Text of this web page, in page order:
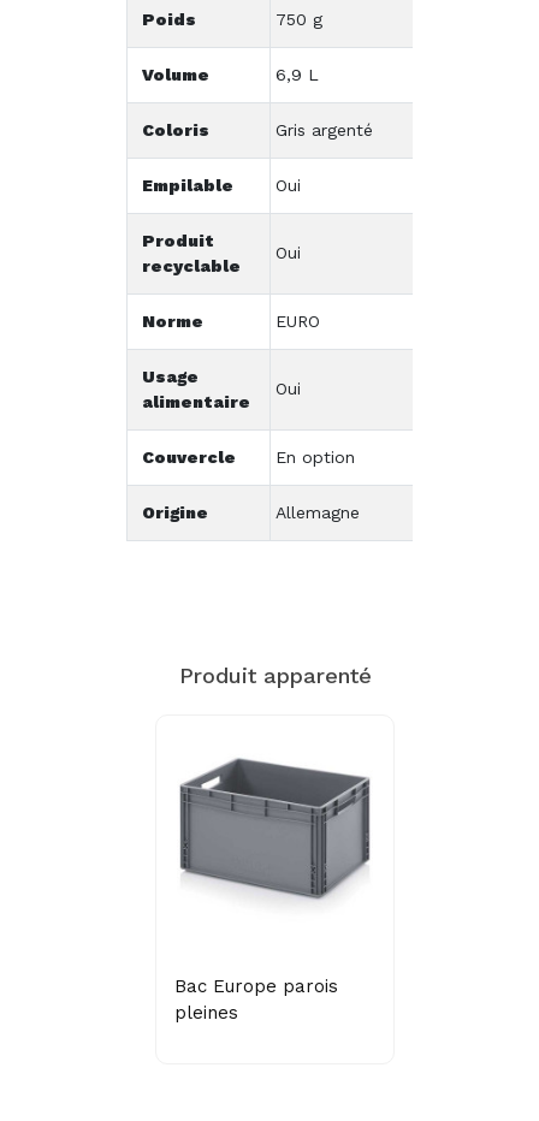
Poids 750 g
Volume 6,9 L
Coloris Gris argenté
Empilable Oui
Produit
recyclable
Oui
Norme EURO
Usage
alimentaire
Oui
Couvercle En option
Origine Allemagne
Produit apparenté
Bac Europe parois
pleines